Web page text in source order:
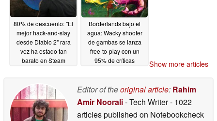
80% de descuento: "El
mejor hack-and-slay
desde Diablo 2" rara
vez ha estado tan
barato en Steam
Borderlands bajo el
agua: Wacky shooter
de gambas se lanza
free-to-play con un
95% de críticas
Show more articles
Editor of theoriginal article: Rahim
Amir Noorali- Tech Writer- 1022
articles published on Notebookcheck